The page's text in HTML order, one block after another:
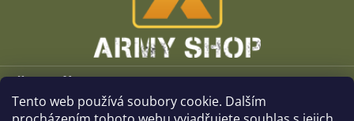
Tento web používá soubory cookie. Dalším
Vše o nákupu
O společnosti